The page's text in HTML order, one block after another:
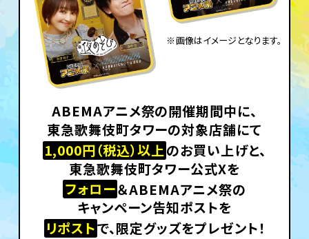
※画像はイメージとなります。
ABEMAアニメ祭の開催期間中に、
東急歌舞伎町タワーの対象店舗にて
1,000円（税込）以上のお買い上げと、
東急歌舞伎町タワー公式Xを
フォロー＆ABEMAアニメ祭の
キャンペーン告知ポストを
リポストで、限定グッズをプレゼント！